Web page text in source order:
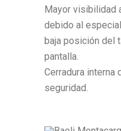
Mayor visibilidad
debido al
baja posición del
pantalla.
Cerradura interna
seguridad.